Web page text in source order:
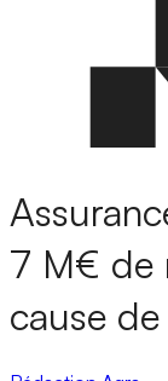
7 M€ de
cause